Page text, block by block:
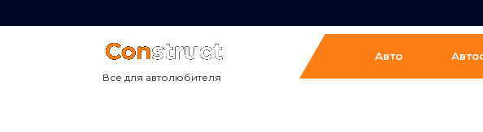
к
Все для автолюбителя
Авто